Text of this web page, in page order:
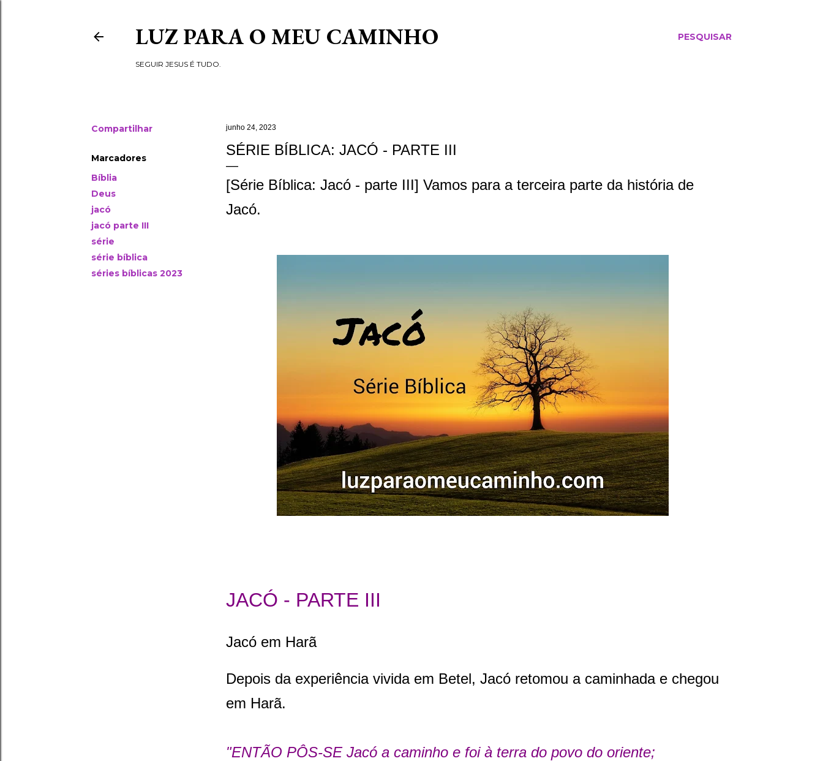
PESQUISAR
LUZ PARA O MEU CAMINHO
SEGUIR JESUS É TUDO.
Compartilhar
Marcadores
Bíblia
Deus
jacó
jacó parte III
série
série bíblica
séries bíblicas 2023
junho 24, 2023
SÉRIE BÍBLICA: JACÓ - PARTE III
[Série Bíblica: Jacó - parte III] Vamos para a terceira parte da história de
Jacó.
JACÓ - PARTE III
Jacó em Harã
Depois da experiência vivida em Betel, Jacó retomou a caminhada e chegou
em Harã.
"ENTÃO PÔS-SE Jacó a caminho e foi à terra do povo do oriente;